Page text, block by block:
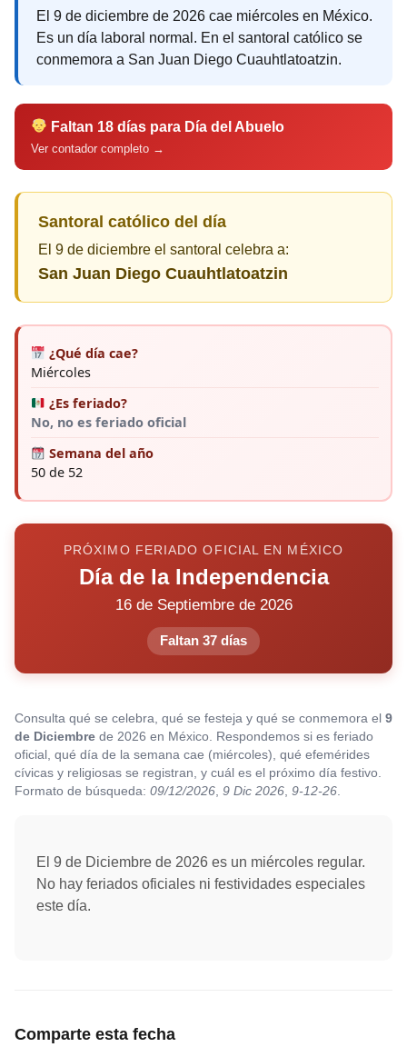
El 9 de diciembre de 2026 cae miércoles en México.
Es un día laboral normal. En el santoral católico se
conmemora a San Juan Diego Cuauhtlatoatzin.
Faltan 18 días para Día del Abuelo
Ver contador completo →
Santoral católico del día
El 9 de diciembre el santoral celebra a:
San Juan Diego Cuauhtlatoatzin
¿Qué día cae?
Miércoles
¿Es feriado?
No, no es feriado oficial
Semana del año
50 de 52
PRÓXIMO FERIADO OFICIAL EN MÉXICO
Día de la Independencia
16 de Septiembre de 2026
Faltan 37 días
Consulta qué se celebra, qué se festeja y qué se conmemora el 9
de Diciembre de 2026 en México. Respondemos si es feriado
oficial, qué día de la semana cae (miércoles), qué efemérides
cívicas y religiosas se registran, y cuál es el próximo día festivo.
Formato de búsqueda: 09/12/2026, 9 Dic 2026, 9-12-26.
El 9 de Diciembre de 2026 es un miércoles regular.
No hay feriados oficiales ni festividades especiales
este día.
Comparte esta fecha